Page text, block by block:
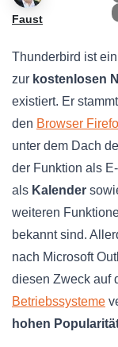
Faust
Thunderbird ist ein
zur kostenlosen
existiert. Er
den Browser
unter dem Dach
der Funktion als
als Kalender
weiteren
bekannt sind.
nach Microsoft
diesen Zweck auf
Betriebssysteme
hohen